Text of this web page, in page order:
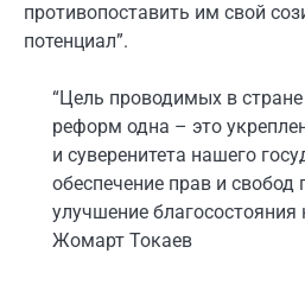
противопоставить им свой
потенциал”.
“Цель проводимых в
реформ одна – это
и суверенитета нашего
обеспечение прав и свобод
улучшение благосостояния
Жомарт Токаев